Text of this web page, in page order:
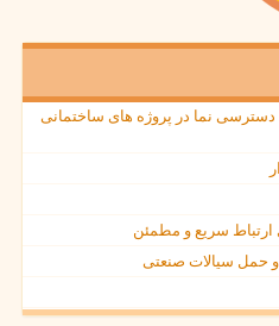
دسترسی نما در پروژه های ساختمانی
ارتباط سریع و مطمئن
حمل سیالات صنعتی